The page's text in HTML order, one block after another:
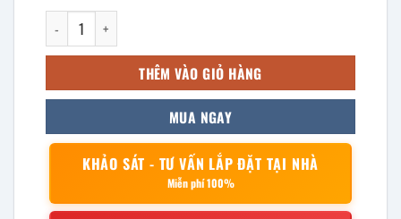
Lò quay vịt inox chân cong bằng than 90 số lượng
THÊM VÀO GIỎ HÀNG
MUA NGAY
KHẢO SÁT - TƯ VẤN LẮP ĐẶT TẠI NHÀ
Miễn phí 100%